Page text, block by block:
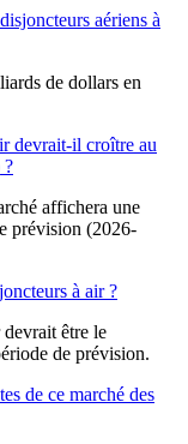
aériens à
de dollars en
devrait-il croître au
?
affichera une
prévision (2026-
à air ?
devrait être le
de prévision.
de ce marché des